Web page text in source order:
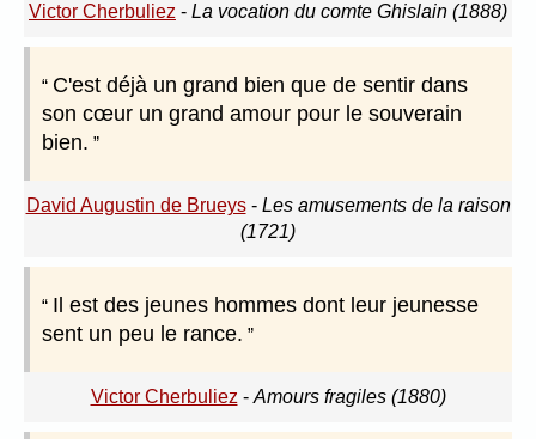
Victor Cherbuliez - La vocation du comte Ghislain (1888)
C'est déjà un grand bien que de sentir dans
son cœur un grand amour pour le souverain
bien.
David Augustin de Brueys- Les amusements de la raison
(1721)
Il est des jeunes hommes dont leur jeunesse
sent un peu le rance.
Victor Cherbuliez - Amours fragiles (1880)